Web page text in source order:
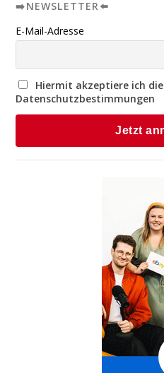
➡️NEWSLETTER⬅️
E-Mail-Adresse
Hiermit akzeptiere ich die
Datenschutzbestimmungen